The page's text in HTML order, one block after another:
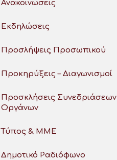
Ανακοινώσεις
Εκδηλώσεις
Προσλήψεις Προσωπικού
Προκηρύξεις – Διαγωνισμοί
Προσκλήσεις Συνεδριάσεων
Οργάνων
Τύπος & ΜΜΕ
Δημοτικό Ραδιόφωνο